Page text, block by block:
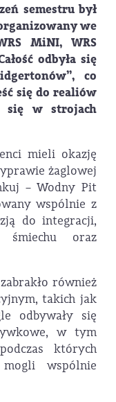
semestru był
we
MiNI, WRS
odbyła się
co
się do realiów
się w strojach
mieli okazję
żaglowej
– Wodny Pit
wspólnie z
do integracji,
śmiechu oraz
również
takich jak
odbywały się
w tym
których
wspólnie